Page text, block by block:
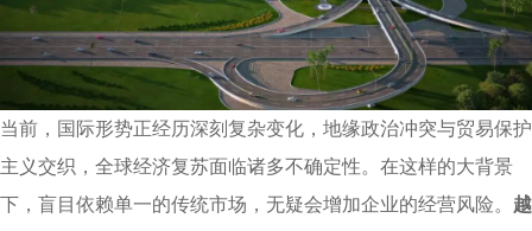
当前，国际形势正经历深刻复杂变化，地缘政治冲突与贸易保护
主义交织，全球经济复苏面临诸多不确定性。在这样的大背景
下，盲目依赖单一的传统市场，无疑会增加企业的经营风险。 越